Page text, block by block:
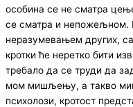
особина се не сматра
се сматра и непожељном.
неразумевањем других,
кротки ће неретко бити
требало да се труди да
мом мишљењу, а такво
психолози, кротост